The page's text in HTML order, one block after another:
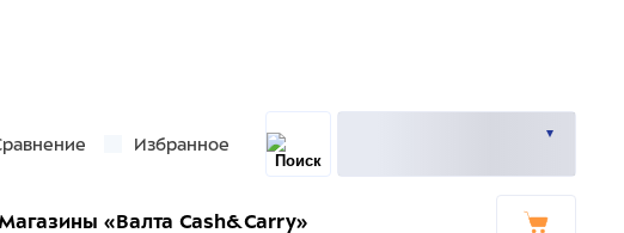
Избранное
Магазины «Валта Cash&Carry»